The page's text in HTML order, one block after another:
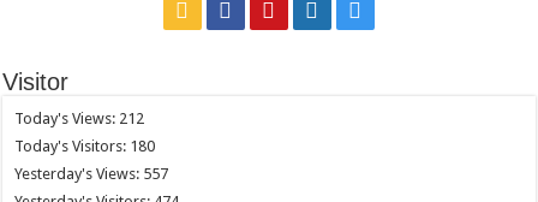
Visitor
Today's Views: 212
Today's Visitors: 180
Yesterday's Views: 557